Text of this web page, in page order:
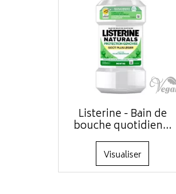
Listerine - Bain de
bouche quotidien...
Visualiser